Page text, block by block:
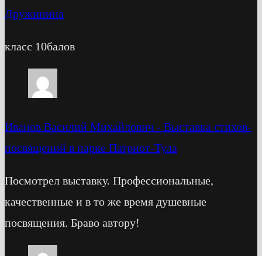
Дружинина
класс 10балов
Иванов Василий Михайлович - Выставка стихов-
посвящений в парке Патриот-Тула
Посмотрел выставку. Профессиональные,
качественные и в то же время душевные
посвящения. Браво автору!